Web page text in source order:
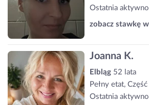
Ostatnia
zobacz stawkę
Joanna K.
Elbląg 52 lata
Pełny etat,
Ostatnia